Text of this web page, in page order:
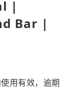
|
Bar |
用有效，逾期